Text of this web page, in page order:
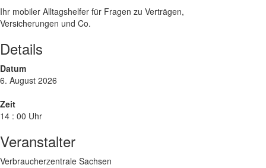
Ihr mobiler Alltagshelfer für Fragen zu Verträgen,
Versicherungen und Co.
Details
Datum
6. August 2026
Zeit
14 : 00 Uhr
Veranstalter
Verbraucherzentrale Sachsen